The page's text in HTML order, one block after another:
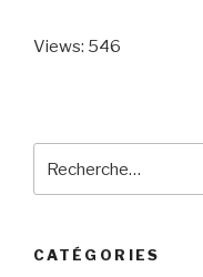
Views: 546
pour
CATÉGORIES